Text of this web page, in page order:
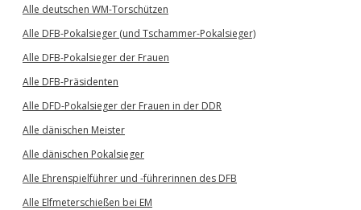
Alle deutschen WM-Torschützen
Alle DFB-Pokalsieger (und Tschammer-Pokalsieger)
Alle DFB-Pokalsieger der Frauen
Alle DFB-Präsidenten
Alle DFD-Pokalsieger der Frauen in der DDR
Alle dänischen Meister
Alle dänischen Pokalsieger
Alle Ehrenspielführer und -führerinnen des DFB
Alle Elfmeterschießen bei EM